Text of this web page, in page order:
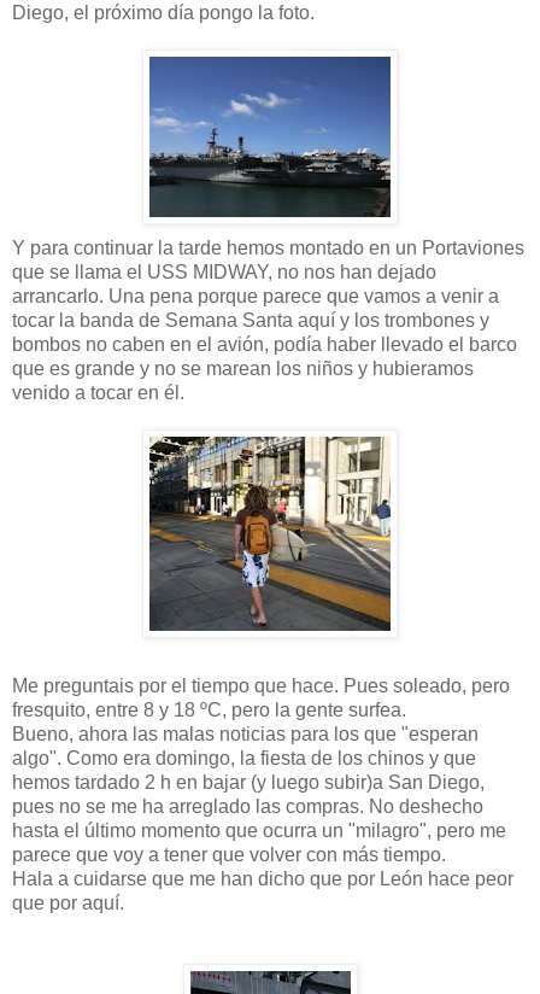
Diego, el próximo día pongo la foto.
Y para continuar la tarde hemos montado en un Portaviones
que se llama el USS MIDWAY, no nos han dejado
arrancarlo. Una pena porque parece que vamos a venir a
tocar la banda de Semana Santa aquí y los trombones y
bombos no caben en el avión, podía haber llevado el barco
que es grande y no se marean los niños y hubieramos
venido a tocar en él.
Me preguntais por el tiempo que hace. Pues soleado, pero
fresquito, entre 8 y 18 ºC, pero la gente surfea.
Bueno, ahora las malas noticias para los que "esperan
algo". Como era domingo, la fiesta de los chinos y que
hemos tardado 2 h en bajar (y luego subir)a San Diego,
pues no se me ha arreglado las compras. No deshecho
hasta el último momento que ocurra un "milagro", pero me
parece que voy a tener que volver con más tiempo.
Hala a cuidarse que me han dicho que por León hace peor
que por aquí.